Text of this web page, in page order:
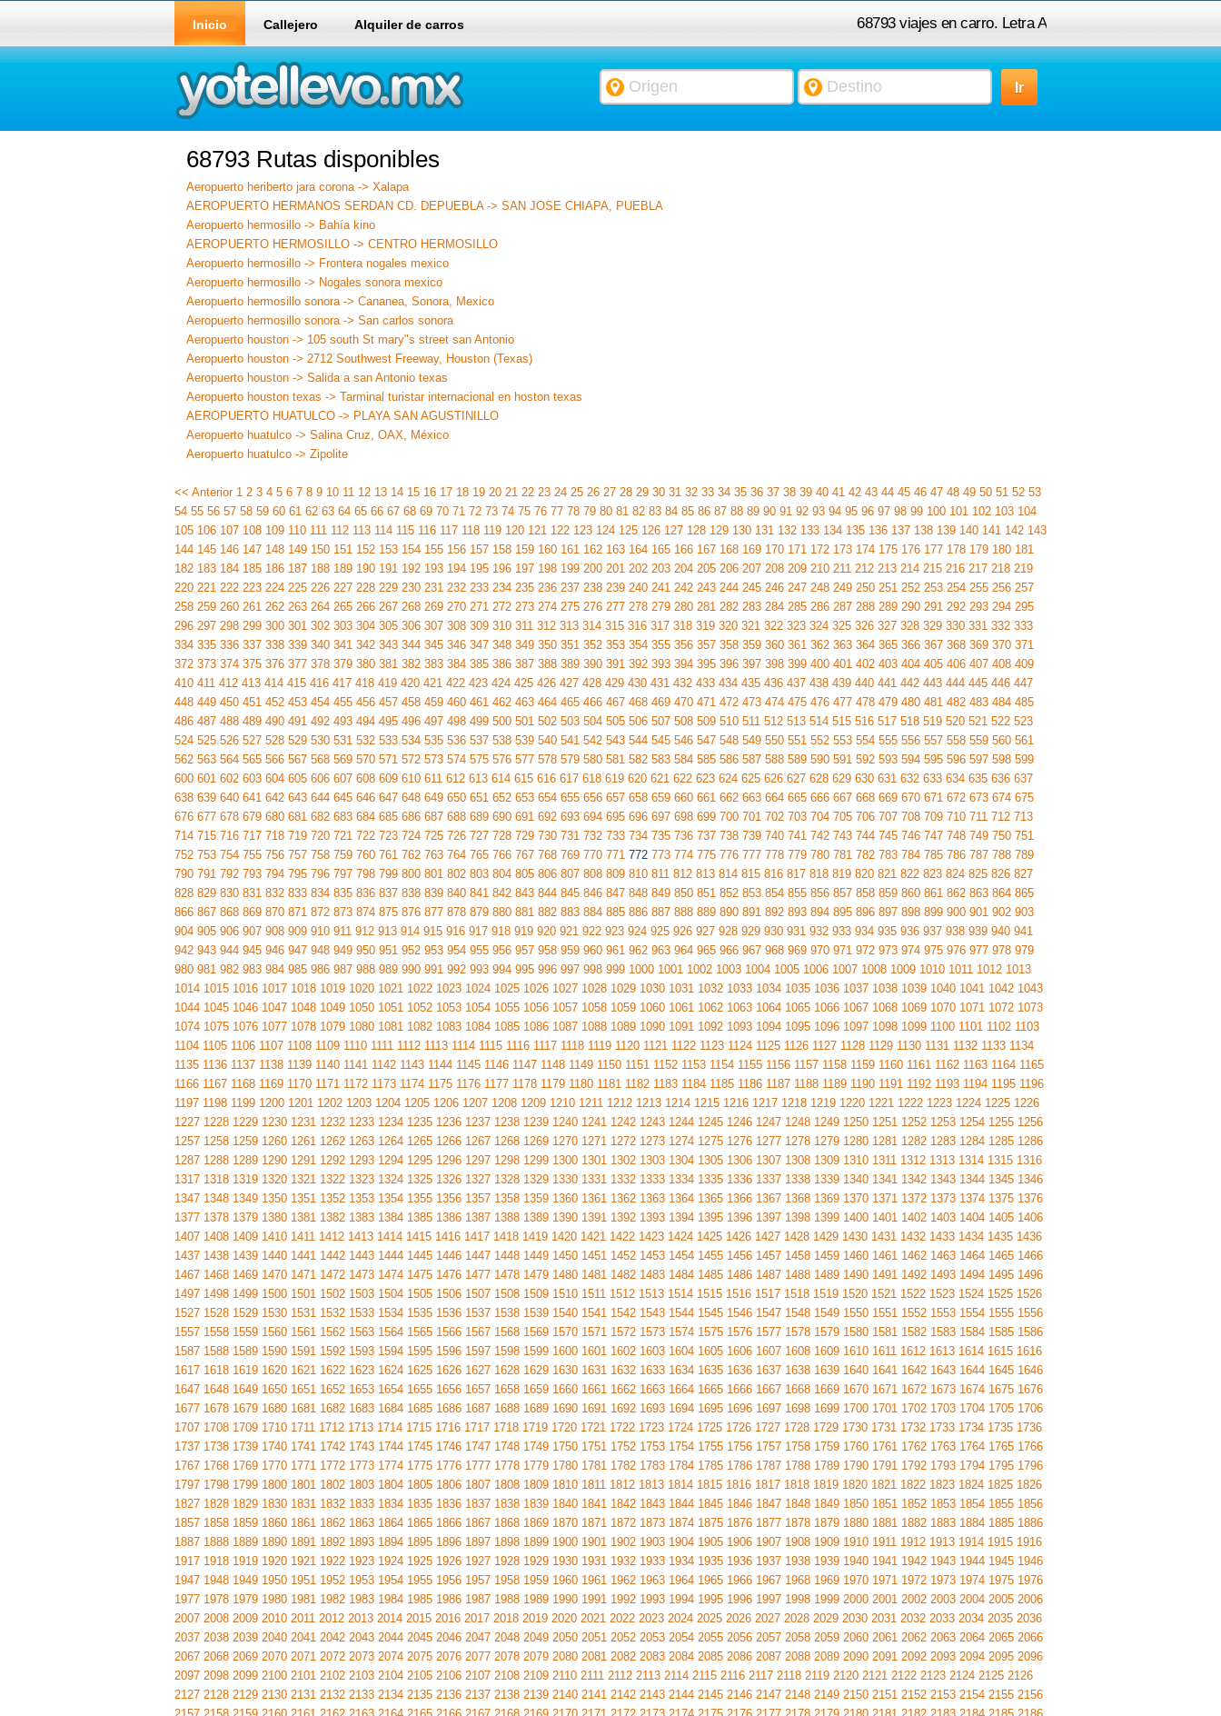
68793 viajes en carro. Letra A
Inicio Callejero Alquiler de carros
68793 Rutas disponibles
Aeropuerto heriberto jara corona -> Xalapa
AEROPUERTO HERMANOS SERDAN CD. DEPUEBLA -> SAN JOSE CHIAPA, PUEBLA
Aeropuerto hermosillo -> Bahía kino
AEROPUERTO HERMOSILLO -> CENTRO HERMOSILLO
Aeropuerto hermosillo -> Frontera nogales mexico
Aeropuerto hermosillo -> Nogales sonora mexico
Aeropuerto hermosillo sonora -> Cananea, Sonora, Mexico
Aeropuerto hermosillo sonora -> San carlos sonora
Aeropuerto houston -> 105 south St mary"s street san Antonio
Aeropuerto houston -> 2712 Southwest Freeway, Houston (Texas)
Aeropuerto houston -> Salida a san Antonio texas
Aeropuerto houston texas -> Tarminal turistar internacional en hoston texas
AEROPUERTO HUATULCO -> PLAYA SAN AGUSTINILLO
Aeropuerto huatulco -> Salina Cruz, OAX, México
Aeropuerto huatulco -> Zipolite
<< Anterior 1 2 3 4 5 6 7 8 9 10 11 12 13 14 15 16 17 18 19 20 21 22 23 24 25 26 27 28 29 30 31 32 33 34 35 36 37 38 39 40 41 42 43 44 45 46 47 48 49 50 51 52 53
54 55 56 57 58 59 60 61 62 63 64 65 66 67 68 69 70 71 72 73 74 75 76 77 78 79 80 81 82 83 84 85 86 87 88 89 90 91 92 93 94 95 96 97 98 99 100 101 102 103 104
105 106 107 108 109 110 111 112 113 114 115 116 117 118 119 120 121 122 123 124 125 126 127 128 129 130 131 132 133 134 135 136 137 138 139 140 141 142 143
144 145 146 147 148 149 150 151 152 153 154 155 156 157 158 159 160 161 162 163 164 165 166 167 168 169 170 171 172 173 174 175 176 177 178 179 180 181
182 183 184 185 186 187 188 189 190 191 192 193 194 195 196 197 198 199 200 201 202 203 204 205 206 207 208 209 210 211 212 213 214 215 216 217 218 219
220 221 222 223 224 225 226 227 228 229 230 231 232 233 234 235 236 237 238 239 240 241 242 243 244 245 246 247 248 249 250 251 252 253 254 255 256 257
258 259 260 261 262 263 264 265 266 267 268 269 270 271 272 273 274 275 276 277 278 279 280 281 282 283 284 285 286 287 288 289 290 291 292 293 294 295
296 297 298 299 300 301 302 303 304 305 306 307 308 309 310 311 312 313 314 315 316 317 318 319 320 321 322 323 324 325 326 327 328 329 330 331 332 333
334 335 336 337 338 339 340 341 342 343 344 345 346 347 348 349 350 351 352 353 354 355 356 357 358 359 360 361 362 363 364 365 366 367 368 369 370 371
372 373 374 375 376 377 378 379 380 381 382 383 384 385 386 387 388 389 390 391 392 393 394 395 396 397 398 399 400 401 402 403 404 405 406 407 408 409
410 411 412 413 414 415 416 417 418 419 420 421 422 423 424 425 426 427 428 429 430 431 432 433 434 435 436 437 438 439 440 441 442 443 444 445 446 447
448 449 450 451 452 453 454 455 456 457 458 459 460 461 462 463 464 465 466 467 468 469 470 471 472 473 474 475 476 477 478 479 480 481 482 483 484 485
486 487 488 489 490 491 492 493 494 495 496 497 498 499 500 501 502 503 504 505 506 507 508 509 510 511 512 513 514 515 516 517 518 519 520 521 522 523
524 525 526 527 528 529 530 531 532 533 534 535 536 537 538 539 540 541 542 543 544 545 546 547 548 549 550 551 552 553 554 555 556 557 558 559 560 561
562 563 564 565 566 567 568 569 570 571 572 573 574 575 576 577 578 579 580 581 582 583 584 585 586 587 588 589 590 591 592 593 594 595 596 597 598 599
600 601 602 603 604 605 606 607 608 609 610 611 612 613 614 615 616 617 618 619 620 621 622 623 624 625 626 627 628 629 630 631 632 633 634 635 636 637
638 639 640 641 642 643 644 645 646 647 648 649 650 651 652 653 654 655 656 657 658 659 660 661 662 663 664 665 666 667 668 669 670 671 672 673 674 675
676 677 678 679 680 681 682 683 684 685 686 687 688 689 690 691 692 693 694 695 696 697 698 699 700 701 702 703 704 705 706 707 708 709 710 711 712 713
714 715 716 717 718 719 720 721 722 723 724 725 726 727 728 729 730 731 732 733 734 735 736 737 738 739 740 741 742 743 744 745 746 747 748 749 750 751
752 753 754 755 756 757 758 759 760 761 762 763 764 765 766 767 768 769 770 771 772 773 774 775 776 777 778 779 780 781 782 783 784 785 786 787 788 789
790 791 792 793 794 795 796 797 798 799 800 801 802 803 804 805 806 807 808 809 810 811 812 813 814 815 816 817 818 819 820 821 822 823 824 825 826 827
828 829 830 831 832 833 834 835 836 837 838 839 840 841 842 843 844 845 846 847 848 849 850 851 852 853 854 855 856 857 858 859 860 861 862 863 864 865
866 867 868 869 870 871 872 873 874 875 876 877 878 879 880 881 882 883 884 885 886 887 888 889 890 891 892 893 894 895 896 897 898 899 900 901 902 903
904 905 906 907 908 909 910 911 912 913 914 915 916 917 918 919 920 921 922 923 924 925 926 927 928 929 930 931 932 933 934 935 936 937 938 939 940 941
942 943 944 945 946 947 948 949 950 951 952 953 954 955 956 957 958 959 960 961 962 963 964 965 966 967 968 969 970 971 972 973 974 975 976 977 978 979
980 981 982 983 984 985 986 987 988 989 990 991 992 993 994 995 996 997 998 999 1000 1001 1002 1003 1004 1005 1006 1007 1008 1009 1010 1011 1012 1013
1014 1015 1016 1017 1018 1019 1020 1021 1022 1023 1024 1025 1026 1027 1028 1029 1030 1031 1032 1033 1034 1035 1036 1037 1038 1039 1040 1041 1042 1043
1044 1045 1046 1047 1048 1049 1050 1051 1052 1053 1054 1055 1056 1057 1058 1059 1060 1061 1062 1063 1064 1065 1066 1067 1068 1069 1070 1071 1072 1073
1074 1075 1076 1077 1078 1079 1080 1081 1082 1083 1084 1085 1086 1087 1088 1089 1090 1091 1092 1093 1094 1095 1096 1097 1098 1099 1100 1101 1102 1103
1104 1105 1106 1107 1108 1109 1110 1111 1112 1113 1114 1115 1116 1117 1118 1119 1120 1121 1122 1123 1124 1125 1126 1127 1128 1129 1130 1131 1132 1133 1134
1135 1136 1137 1138 1139 1140 1141 1142 1143 1144 1145 1146 1147 1148 1149 1150 1151 1152 1153 1154 1155 1156 1157 1158 1159 1160 1161 1162 1163 1164 1165
1166 1167 1168 1169 1170 1171 1172 1173 1174 1175 1176 1177 1178 1179 1180 1181 1182 1183 1184 1185 1186 1187 1188 1189 1190 1191 1192 1193 1194 1195 1196
1197 1198 1199 1200 1201 1202 1203 1204 1205 1206 1207 1208 1209 1210 1211 1212 1213 1214 1215 1216 1217 1218 1219 1220 1221 1222 1223 1224 1225 1226
1227 1228 1229 1230 1231 1232 1233 1234 1235 1236 1237 1238 1239 1240 1241 1242 1243 1244 1245 1246 1247 1248 1249 1250 1251 1252 1253 1254 1255 1256
1257 1258 1259 1260 1261 1262 1263 1264 1265 1266 1267 1268 1269 1270 1271 1272 1273 1274 1275 1276 1277 1278 1279 1280 1281 1282 1283 1284 1285 1286
1287 1288 1289 1290 1291 1292 1293 1294 1295 1296 1297 1298 1299 1300 1301 1302 1303 1304 1305 1306 1307 1308 1309 1310 1311 1312 1313 1314 1315 1316
1317 1318 1319 1320 1321 1322 1323 1324 1325 1326 1327 1328 1329 1330 1331 1332 1333 1334 1335 1336 1337 1338 1339 1340 1341 1342 1343 1344 1345 1346
1347 1348 1349 1350 1351 1352 1353 1354 1355 1356 1357 1358 1359 1360 1361 1362 1363 1364 1365 1366 1367 1368 1369 1370 1371 1372 1373 1374 1375 1376
1377 1378 1379 1380 1381 1382 1383 1384 1385 1386 1387 1388 1389 1390 1391 1392 1393 1394 1395 1396 1397 1398 1399 1400 1401 1402 1403 1404 1405 1406
1407 1408 1409 1410 1411 1412 1413 1414 1415 1416 1417 1418 1419 1420 1421 1422 1423 1424 1425 1426 1427 1428 1429 1430 1431 1432 1433 1434 1435 1436
1437 1438 1439 1440 1441 1442 1443 1444 1445 1446 1447 1448 1449 1450 1451 1452 1453 1454 1455 1456 1457 1458 1459 1460 1461 1462 1463 1464 1465 1466
1467 1468 1469 1470 1471 1472 1473 1474 1475 1476 1477 1478 1479 1480 1481 1482 1483 1484 1485 1486 1487 1488 1489 1490 1491 1492 1493 1494 1495 1496
1497 1498 1499 1500 1501 1502 1503 1504 1505 1506 1507 1508 1509 1510 1511 1512 1513 1514 1515 1516 1517 1518 1519 1520 1521 1522 1523 1524 1525 1526
1527 1528 1529 1530 1531 1532 1533 1534 1535 1536 1537 1538 1539 1540 1541 1542 1543 1544 1545 1546 1547 1548 1549 1550 1551 1552 1553 1554 1555 1556
1557 1558 1559 1560 1561 1562 1563 1564 1565 1566 1567 1568 1569 1570 1571 1572 1573 1574 1575 1576 1577 1578 1579 1580 1581 1582 1583 1584 1585 1586
1587 1588 1589 1590 1591 1592 1593 1594 1595 1596 1597 1598 1599 1600 1601 1602 1603 1604 1605 1606 1607 1608 1609 1610 1611 1612 1613 1614 1615 1616
1617 1618 1619 1620 1621 1622 1623 1624 1625 1626 1627 1628 1629 1630 1631 1632 1633 1634 1635 1636 1637 1638 1639 1640 1641 1642 1643 1644 1645 1646
1647 1648 1649 1650 1651 1652 1653 1654 1655 1656 1657 1658 1659 1660 1661 1662 1663 1664 1665 1666 1667 1668 1669 1670 1671 1672 1673 1674 1675 1676
1677 1678 1679 1680 1681 1682 1683 1684 1685 1686 1687 1688 1689 1690 1691 1692 1693 1694 1695 1696 1697 1698 1699 1700 1701 1702 1703 1704 1705 1706
1707 1708 1709 1710 1711 1712 1713 1714 1715 1716 1717 1718 1719 1720 1721 1722 1723 1724 1725 1726 1727 1728 1729 1730 1731 1732 1733 1734 1735 1736
1737 1738 1739 1740 1741 1742 1743 1744 1745 1746 1747 1748 1749 1750 1751 1752 1753 1754 1755 1756 1757 1758 1759 1760 1761 1762 1763 1764 1765 1766
1767 1768 1769 1770 1771 1772 1773 1774 1775 1776 1777 1778 1779 1780 1781 1782 1783 1784 1785 1786 1787 1788 1789 1790 1791 1792 1793 1794 1795 1796
1797 1798 1799 1800 1801 1802 1803 1804 1805 1806 1807 1808 1809 1810 1811 1812 1813 1814 1815 1816 1817 1818 1819 1820 1821 1822 1823 1824 1825 1826
1827 1828 1829 1830 1831 1832 1833 1834 1835 1836 1837 1838 1839 1840 1841 1842 1843 1844 1845 1846 1847 1848 1849 1850 1851 1852 1853 1854 1855 1856
1857 1858 1859 1860 1861 1862 1863 1864 1865 1866 1867 1868 1869 1870 1871 1872 1873 1874 1875 1876 1877 1878 1879 1880 1881 1882 1883 1884 1885 1886
1887 1888 1889 1890 1891 1892 1893 1894 1895 1896 1897 1898 1899 1900 1901 1902 1903 1904 1905 1906 1907 1908 1909 1910 1911 1912 1913 1914 1915 1916
1917 1918 1919 1920 1921 1922 1923 1924 1925 1926 1927 1928 1929 1930 1931 1932 1933 1934 1935 1936 1937 1938 1939 1940 1941 1942 1943 1944 1945 1946
1947 1948 1949 1950 1951 1952 1953 1954 1955 1956 1957 1958 1959 1960 1961 1962 1963 1964 1965 1966 1967 1968 1969 1970 1971 1972 1973 1974 1975 1976
1977 1978 1979 1980 1981 1982 1983 1984 1985 1986 1987 1988 1989 1990 1991 1992 1993 1994 1995 1996 1997 1998 1999 2000 2001 2002 2003 2004 2005 2006
2007 2008 2009 2010 2011 2012 2013 2014 2015 2016 2017 2018 2019 2020 2021 2022 2023 2024 2025 2026 2027 2028 2029 2030 2031 2032 2033 2034 2035 2036
2037 2038 2039 2040 2041 2042 2043 2044 2045 2046 2047 2048 2049 2050 2051 2052 2053 2054 2055 2056 2057 2058 2059 2060 2061 2062 2063 2064 2065 2066
2067 2068 2069 2070 2071 2072 2073 2074 2075 2076 2077 2078 2079 2080 2081 2082 2083 2084 2085 2086 2087 2088 2089 2090 2091 2092 2093 2094 2095 2096
2097 2098 2099 2100 2101 2102 2103 2104 2105 2106 2107 2108 2109 2110 2111 2112 2113 2114 2115 2116 2117 2118 2119 2120 2121 2122 2123 2124 2125 2126
2127 2128 2129 2130 2131 2132 2133 2134 2135 2136 2137 2138 2139 2140 2141 2142 2143 2144 2145 2146 2147 2148 2149 2150 2151 2152 2153 2154 2155 2156